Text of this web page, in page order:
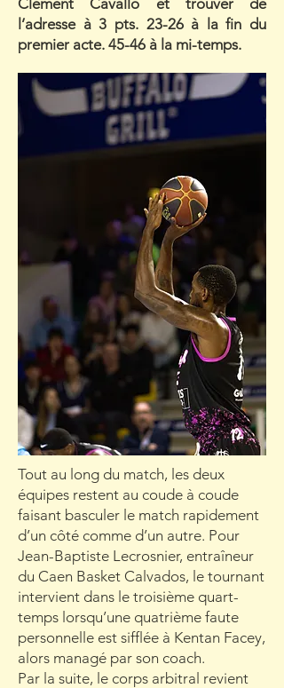
Clément Cavallo et trouver de
l’adresse à 3 pts. 23-26 à la fin du
premier acte. 45-46 à la mi-temps.
Tout au long du match, les deux
équipes restent au coude à coude
faisant basculer le match rapidement
d’un côté comme d’un autre. Pour
Jean-Baptiste Lecrosnier, entraîneur
du Caen Basket Calvados, le tournant
intervient dans le troisième quart-
temps lorsqu’une quatrième faute
personnelle est sifflée à Kentan Facey,
alors managé par son coach.
Par la suite, le corps arbitral revient